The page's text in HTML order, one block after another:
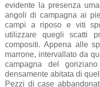
evidente la presenza
angoli di campagna ai
campi a riposo e viti
utilizzare quegli scatti
compositi. Appena alle
marrone, intervallato da
campagna del
densamente abitata di
Pezzi di case